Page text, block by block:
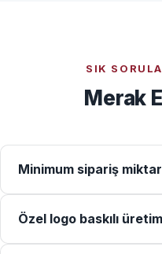
SIK
Merak
Minimum sipariş
Özel logo baskılı